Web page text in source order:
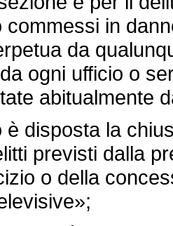
commessi in
da
ogni ufficio o
abitualmente
disposta la
previsti dalla
o della